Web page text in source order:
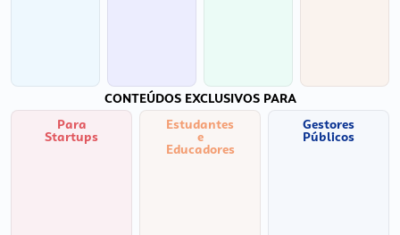
CONTEÚDOS EXCLUSIVOS PARA
Para
Startups
Estudantes
e
Educadores
Gestores
Públicos